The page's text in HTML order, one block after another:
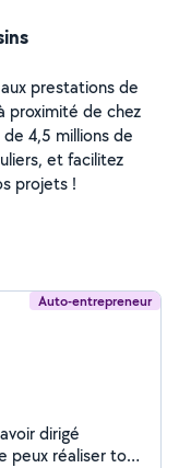
prestations de
proximité de chez
4,5 millions de
et facilitez
projets !
Auto-entrepreneur
dirigé
peux réaliser tous